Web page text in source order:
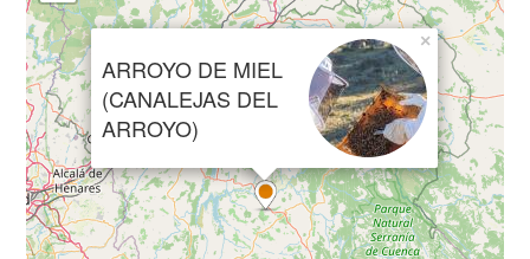
ARROYO DE MIEL
(CANALEJAS DEL
ARROYO)
×